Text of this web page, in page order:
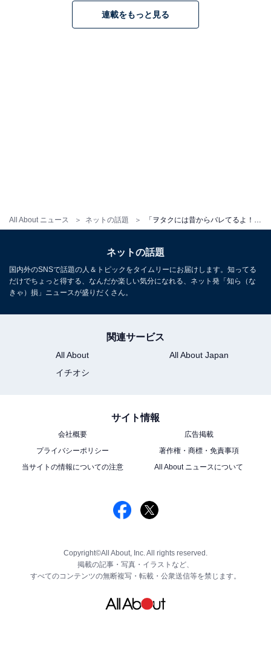
All About ニュース ネットの話題
連載をもっと見る
ネットの話題
国内外のSNSで話題の人＆トピックをタイムリーにお届けします。知ってる
だけでちょっと得する、なんだか楽しい気分になれる、ネット発「知ら（な
きゃ）損」ニュースが盛りだくさん。
関連サービス
All About
All About Japan
イチオシ
サイト情報
会社概要
広告掲載
プライバシーポリシー
著作権・商標・免責事項
当サイトの情報についての注意
All About ニュースについて
Copyright©All About, Inc. All rights reserved.
掲載の記事・写真・イラストなど、
すべてのコンテンツの無断複写・転載・公衆送信等を禁じます。